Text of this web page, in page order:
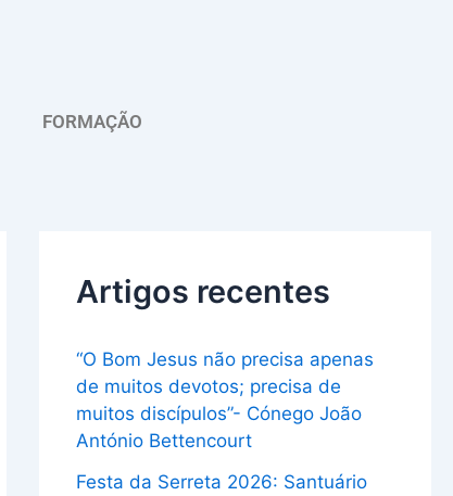
FORMAÇÃO
Artigos recentes
“O Bom Jesus não precisa apenas
de muitos devotos; precisa de
muitos discípulos”- Cónego João
António Bettencourt
Festa da Serreta 2026: Santuário
u